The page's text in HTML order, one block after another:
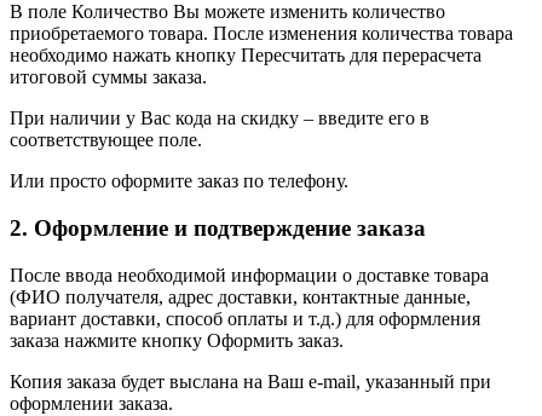
В поле Количество Вы можете изменить количество
приобретаемого товара. После изменения количества товара
необходимо нажать кнопку Пересчитать для перерасчета
итоговой суммы заказа.
При наличии у Вас кода на скидку – введите его в
соответствующее поле.
Или просто оформите заказ по телефону.
2. Оформление и подтверждение заказа
После ввода необходимой информации о доставке товара
(ФИО получателя, адрес доставки, контактные данные,
вариант доставки, способ оплаты и т.д.) для оформления
заказа нажмите кнопку Оформить заказ.
Копия заказа будет выслана на Ваш e-mail, указанный при
оформлении заказа.